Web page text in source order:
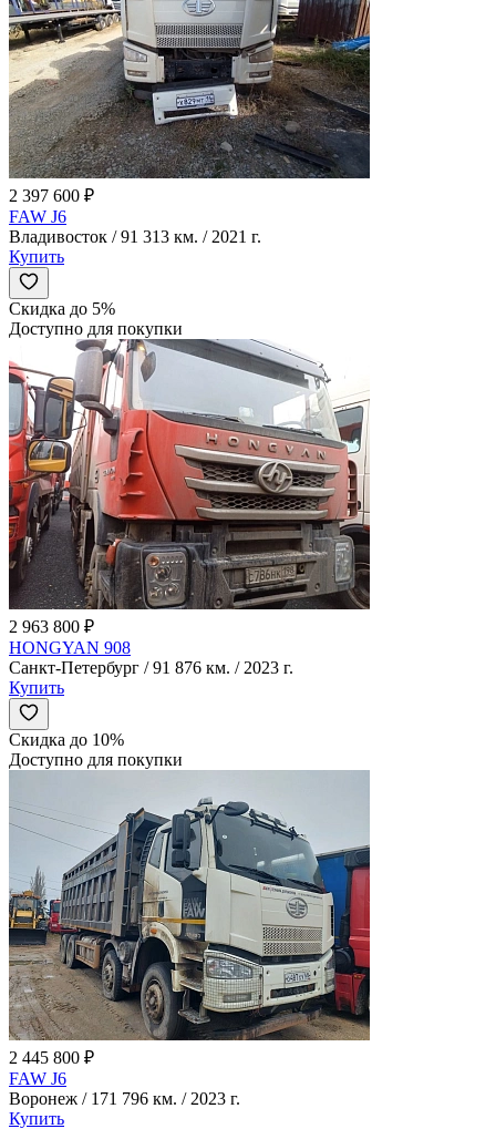
2 397 600 ₽
FAW J6
Владивосток / 91 313 км. / 2021 г.
Купить
Скидка до 5%
Доступно для покупки
2 963 800 ₽
HONGYAN 908
Санкт-Петербург / 91 876 км. / 2023 г.
Купить
Скидка до 10%
Доступно для покупки
2 445 800 ₽
FAW J6
Воронеж / 171 796 км. / 2023 г.
Купить